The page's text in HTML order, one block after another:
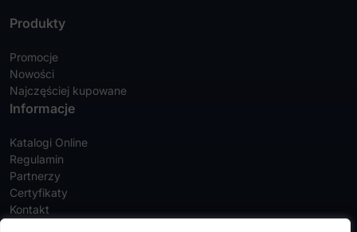
Produkty
Promocje
Nowości
Najczęściej kupowane
Informacje
Katalogi Online
Regulamin
Partnerzy
Certyfikaty
Kontakt